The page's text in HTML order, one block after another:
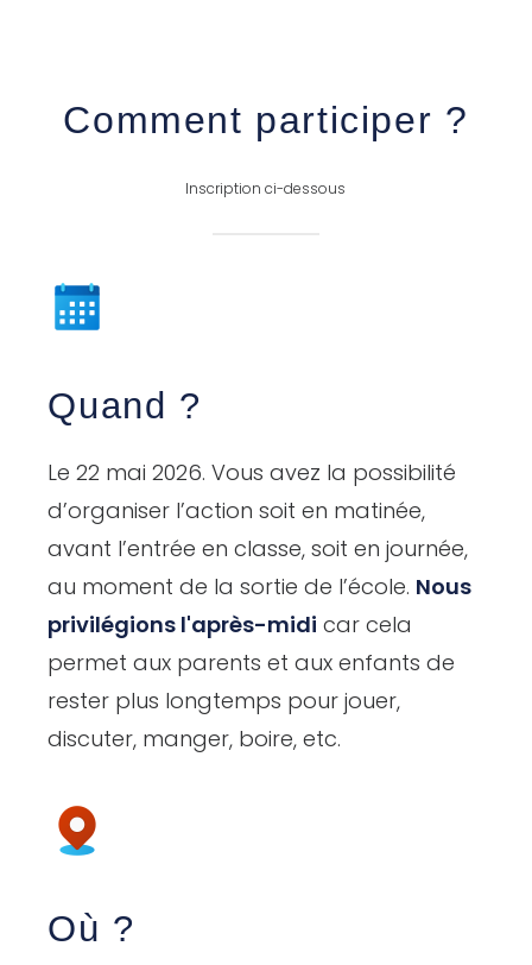
Comment participer ?
Inscription ci-dessous
Quand ?
Le 22 mai 2026. Vous avez la possibilité
d’organiser l’action soit en matinée,
avant l’entrée en classe, soit en journée,
au moment de la sortie de l’école. Nous
privilégions l'après-midi car cela
permet aux parents et aux enfants de
rester plus longtemps pour jouer,
discuter, manger, boire, etc.
Où ?